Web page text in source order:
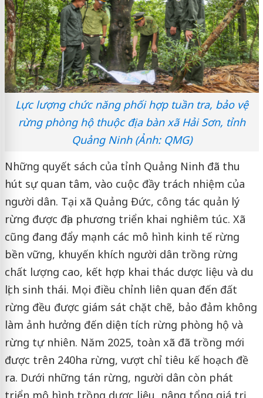
Lực lượng chức năng phối hợp tuần tra, bảo vệ
rừng phòng hộ thuộc địa bàn xã Hải Sơn, tỉnh
Quảng Ninh (Ảnh: QMG)
Những quyết sách của tỉnh Quảng Ninh đã thu
hút sự quan tâm, vào cuộc đầy trách nhiệm của
người dân. Tại xã Quảng Đức, công tác quản lý
rừng được địa phương triển khai nghiêm túc. Xã
cũng đang đẩy mạnh các mô hình kinh tế rừng
bền vững, khuyến khích người dân trồng rừng
chất lượng cao, kết hợp khai thác dược liệu và du
lịch sinh thái. Mọi điều chỉnh liên quan đến đất
rừng đều được giám sát chặt chẽ, bảo đảm không
làm ảnh hưởng đến diện tích rừng phòng hộ và
rừng tự nhiên. Năm 2025, toàn xã đã trồng mới
được trên 240ha rừng, vượt chỉ tiêu kế hoạch đề
ra. Dưới những tán rừng, người dân còn phát
triển mô hình trồng dược liệu, nâng tổng giá trị